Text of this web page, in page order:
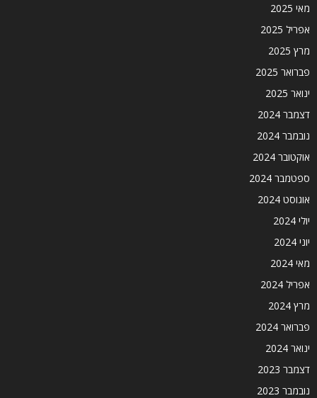
מאי 2025
אפריל 2025
מרץ 2025
פברואר 2025
ינואר 2025
דצמבר 2024
נובמבר 2024
אוקטובר 2024
ספטמבר 2024
אוגוסט 2024
יולי 2024
יוני 2024
מאי 2024
אפריל 2024
מרץ 2024
פברואר 2024
ינואר 2024
דצמבר 2023
נובמבר 2023